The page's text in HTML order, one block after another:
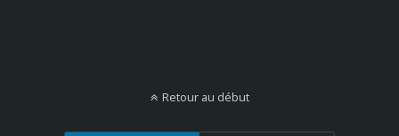
Retour au début